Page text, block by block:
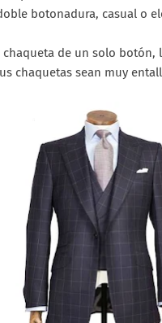
botonadura, casual o
de un solo
chaquetas sean muy